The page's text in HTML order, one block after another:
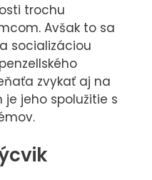
trochu
Avšak to sa
socializáciou
zvykať aj na
jeho spolužitie s